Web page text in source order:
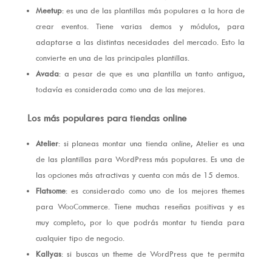
Meetup: es una de las plantillas más populares a la hora de
crear eventos. Tiene varias demos y módulos, para
adaptarse a las distintas necesidades del mercado. Esto la
convierte en una de las principales plantillas.
Avada: a pesar de que es una plantilla un tanto antigua,
todavía es considerada como una de las mejores.
Los más populares para tiendas online
Atelier: si planeas montar una tienda online, Atelier es una
de las plantillas para WordPress más populares. Es una de
las opciones más atractivas y cuenta con más de 15 demos.
Flatsome: es considerado como uno de los mejores themes
para WooCommerce. Tiene muchas reseñas positivas y es
muy completo, por lo que podrás montar tu tienda para
cualquier tipo de negocio.
Kallyas: si buscas un theme de WordPress que te permita